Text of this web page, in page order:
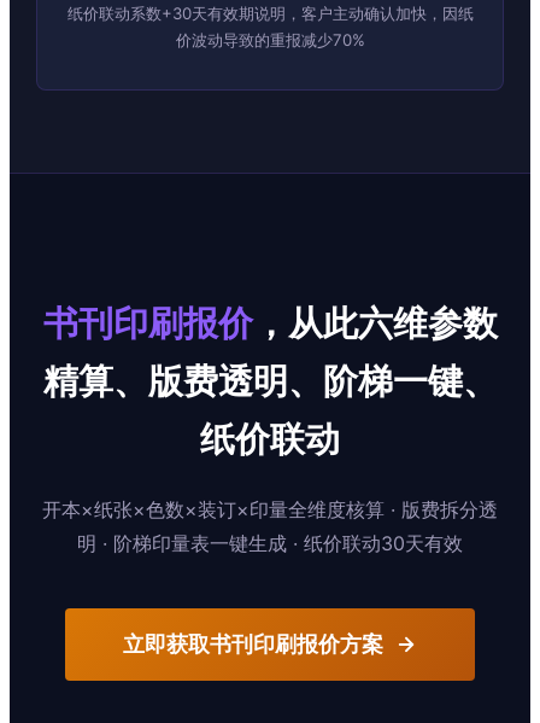
纸价联动系数+30天有效期说明，客户主动确认加快，因纸
价波动导致的重报减少70%
书刊印刷报价，从此六维参数
精算、版费透明、阶梯一键、
纸价联动
开本×纸张×色数×装订×印量全维度核算 · 版费拆分透
明 · 阶梯印量表一键生成 · 纸价联动30天有效
立即获取书刊印刷报价方案